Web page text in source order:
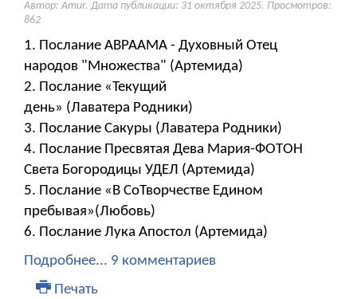
Автор: Amur. Дата публикации: 31 октября 2025. Просмотров:
862
1. Послание АВРААМА - Духовный Отец
народов "Множества" (Артемида)
2. Послание «Текущий
день» (Лаватера Родники)
3. Послание Сакуры (Лаватера Родники)
4. Послание Пресвятая Дева Мария-ФОТОН
Света Богородицы УДЕЛ (Артемида)
5. Послание «В СоТворчестве Едином
пребывая»(Любовь)
6. Послание Лука Апостол (Артемида)
Подробнее... 9 комментариев
Печать